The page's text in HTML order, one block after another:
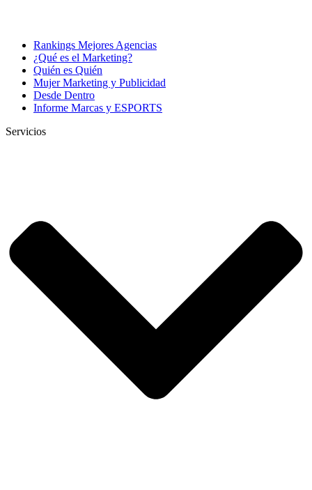
Rankings Mejores Agencias
¿Qué es el Marketing?
Quién es Quién
Mujer Marketing y Publicidad
Desde Dentro
Informe Marcas y ESPORTS
Servicios